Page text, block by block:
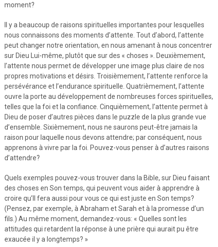
moment?
Il y a beaucoup de raisons spirituelles importantes pour lesquelles
nous connaissons des moments d’attente. Tout d’abord, l’attente
peut changer notre orientation, en nous amenant à nous concentrer
sur Dieu Lui-même, plutôt que sur des « choses ». Deuxièmement,
l’attente nous permet de développer une image plus claire de nos
propres motivations et désirs. Troisièmement, l’attente renforce la
persévérance et l’endurance spirituelle. Quatrièmement, l’attente
ouvre la porte au développement de nombreuses forces spirituelles,
telles que la foi et la confiance. Cinquièmement, l’attente permet à
Dieu de poser d’autres pièces dans le puzzle de la plus grande vue
d’ensemble. Sixièmement, nous ne saurons peut-être jamais la
raison pour laquelle nous devons attendre; par conséquent, nous
apprenons à vivre par la foi. Pouvez-vous penser à d’autres raisons
d’attendre?
Quels exemples pouvez-vous trouver dans la Bible, sur Dieu faisant
des choses en Son temps, qui peuvent vous aider à apprendre à
croire qu’Il fera aussi pour vous ce qui est juste en Son temps?
(Pensez, par exemple, à Abraham et Sarah et à la promesse d’un
fils.) Au même moment, demandez-vous: « Quelles sont les
attitudes qui retardent la réponse à une prière qui aurait pu être
exaucée il y a longtemps? »